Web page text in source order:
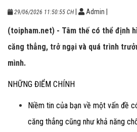
29/06/2026 11:50:55 CH Admin
(toipham.net) - Tâm thế có thể định
căng thẳng, trở ngại và quá trình
mình.
NHỮNG ĐIỂM CHÍNH
Niềm tin của bạn về một vấn đề
căng thẳng cũng như khả năng